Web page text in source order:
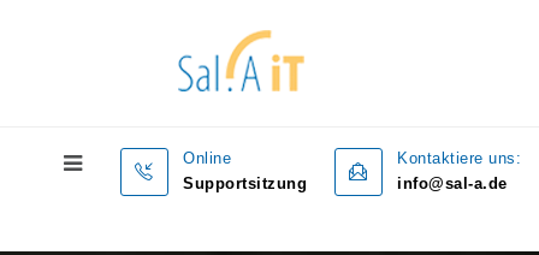
Online
Supportsitzung
Kontaktiere uns:
info@sal-a.de